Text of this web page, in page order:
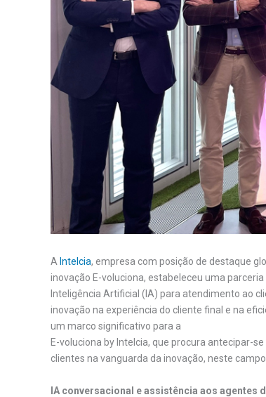
A Intelcia, empresa com posição de destaque
inovação E-voluciona, estabeleceu uma
Inteligência Artificial (IA) para atendimento ao
inovação na experiência do cliente final e na
um marco significativo para a
E-voluciona by Intelcia, que procura antecipar-
clientes na vanguarda da inovação, neste
IA conversacional e assistência aos agentes